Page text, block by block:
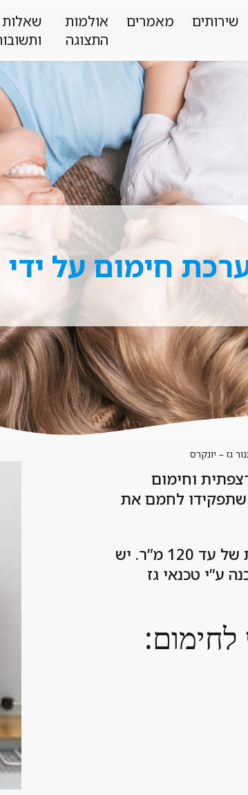
שירותים מאמרים
אולמות
התצוגה
שאלות
חימום על ידי
גז – יונקרס
וחימום
שתפקידו לחמם את
חימום בתנורי גז מקובל יותר בדירות של עד 120 מ”ר. יש
ע”י טכנאי גז
לחימום: